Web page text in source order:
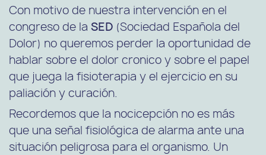
Con motivo de nuestra intervención en el
congreso de la SED (Sociedad Española del
Dolor) no queremos perder la oportunidad de
hablar sobre el dolor cronico y sobre el papel
que juega la fisioterapia y el ejercicio en su
paliación y curación.
Recordemos que la nocicepción no es más
que una señal fisiológica de alarma ante una
situación peligrosa para el organismo. Un